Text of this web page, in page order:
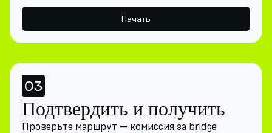
Начать
03
Подтвердить и получить
Проверьте маршрут — комиссия за bridge